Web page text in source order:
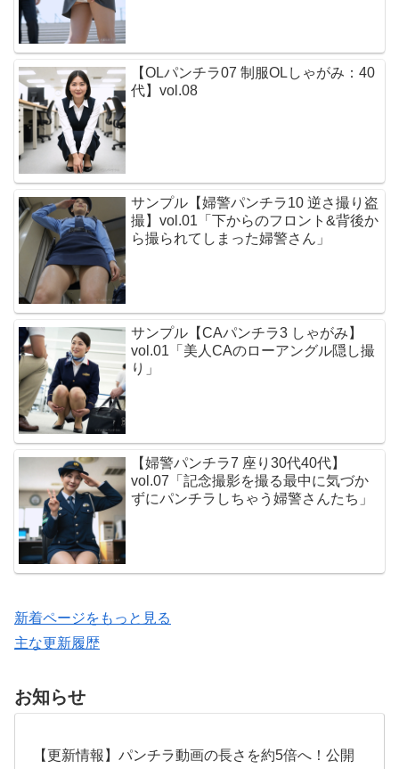
【OLパンチラ07 制服OLしゃがみ：40
代】vol.08
サンプル【婦警パンチラ10 逆さ撮り盗
撮】vol.01「下からのフロント&背後か
ら撮られてしまった婦警さん」
サンプル【CAパンチラ3 しゃがみ】
vol.01「美人CAのローアングル隠し撮
り」
【婦警パンチラ7 座り30代40代】
vol.07「記念撮影を撮る最中に気づか
ずにパンチラしちゃう婦警さんたち」
新着ページをもっと見る
主な更新履歴
お知らせ
【更新情報】パンチラ動画の長さを約5倍へ！公開